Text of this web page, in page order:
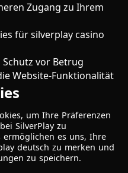
Zugang zu Ihrem
für silverplay casino
vor Betrug
Website-Funktionalität
um Ihre Präferenzen
SilverPlay zu
ermöglichen es uns, Ihre
deutsch zu merken und
zu speichern.